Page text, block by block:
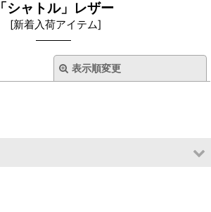
「シャトル」レザー
[新着入荷アイテム]
表示順変更